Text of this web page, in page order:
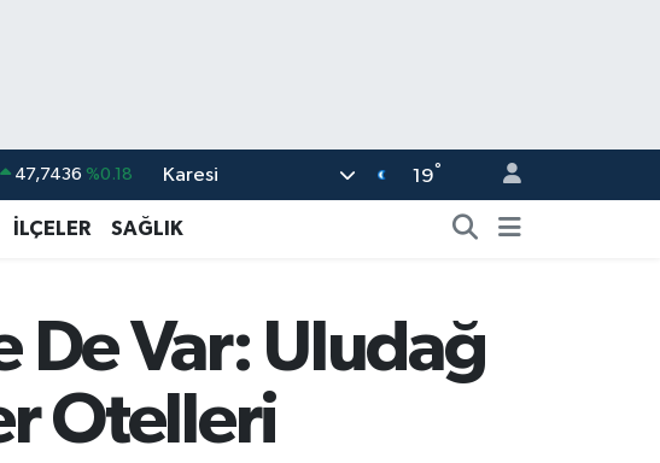
47,7436 %0.18
55,2510 %0.32
13.779 %-14
64.960,21 %0.87
Karesi 19°
İLÇELER SAĞLIK
De Var: Uludağ
Otelleri